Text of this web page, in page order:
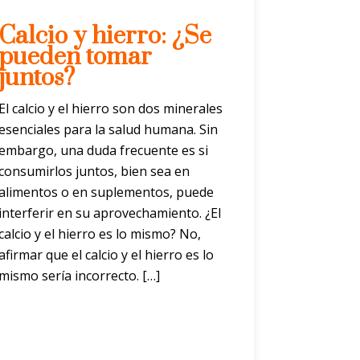
y hierro: ¿Se
tomar
calcio y el hierro son dos minerales
para la salud humana. Sin
una duda frecuente es si
juntos, bien sea en
o en suplementos, puede
en su aprovechamiento. ¿El
y el hierro es lo mismo? No,
que el calcio y el hierro es lo
sería incorrecto. […]